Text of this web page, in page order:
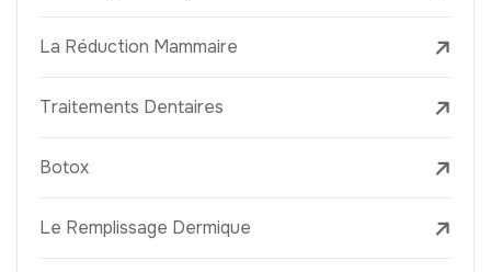
La Réduction Mammaire
Traitements Dentaires
Botox
Le Remplissage Dermique